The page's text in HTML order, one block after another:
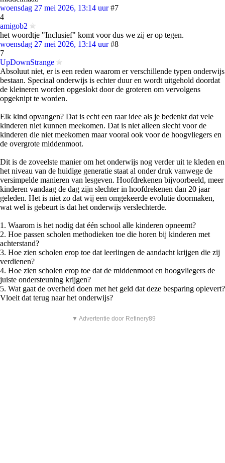
woensdag 27 mei 2026, 13:14 uur #7
4
amigob2
het woordtje "Inclusief" komt voor dus we zij er op tegen.
woensdag 27 mei 2026, 13:14 uur #8
7
UpDownStrange
Absoluut niet, er is een reden waarom er verschillende typen onderwijs
bestaan. Speciaal onderwijs is echter duur en wordt uitgehold doordat
de kleineren worden opgeslokt door de groteren om vervolgens
opgeknipt te worden.
Elk kind opvangen? Dat is echt een raar idee als je bedenkt dat vele
kinderen niet kunnen meekomen. Dat is niet alleen slecht voor de
kinderen die niet meekomen maar vooral ook voor de hoogvliegers en
de overgrote middenmoot.
Dit is de zoveelste manier om het onderwijs nog verder uit te kleden en
het niveau van de huidige generatie staat al onder druk vanwege de
versimpelde manieren van lesgeven. Hoofdrekenen bijvoorbeeld, meer
kinderen vandaag de dag zijn slechter in hoofdrekenen dan 20 jaar
geleden. Het is niet zo dat wij een omgekeerde evolutie doormaken,
wat wel is gebeurt is dat het onderwijs verslechterde.
1. Waarom is het nodig dat één school alle kinderen opneemt?
2. Hoe passen scholen methodieken toe die horen bij kinderen met
achterstand?
3. Hoe zien scholen erop toe dat leerlingen de aandacht krijgen die zij
verdienen?
4. Hoe zien scholen erop toe dat de middenmoot en hoogvliegers de
juiste ondersteuning krijgen?
5. Wat gaat de overheid doen met het geld dat deze besparing oplevert?
Vloeit dat terug naar het onderwijs?
▼ Advertentie door Refinery89